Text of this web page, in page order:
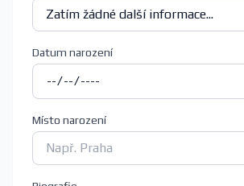
Datum narození
Místo narození